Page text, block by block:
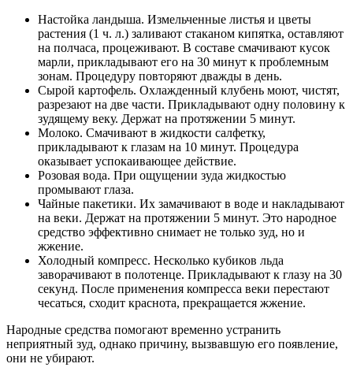
Настойка ландыша. Измельченные листья и цветы
растения (1 ч. л.) заливают стаканом кипятка, оставляют
на полчаса, процеживают. В составе смачивают кусок
марли, прикладывают его на 30 минут к проблемным
зонам. Процедуру повторяют дважды в день.
Сырой картофель. Охлажденный клубень моют, чистят,
разрезают на две части. Прикладывают одну половину к
зудящему веку. Держат на протяжении 5 минут.
Молоко. Смачивают в жидкости салфетку,
прикладывают к глазам на 10 минут. Процедура
оказывает успокаивающее действие.
Розовая вода. При ощущении зуда жидкостью
промывают глаза.
Чайные пакетики. Их замачивают в воде и накладывают
на веки. Держат на протяжении 5 минут. Это народное
средство эффективно снимает не только зуд, но и
жжение.
Холодный компресс. Несколько кубиков льда
заворачивают в полотенце. Прикладывают к глазу на 30
секунд. После применения компресса веки перестают
чесаться, сходит краснота, прекращается жжение.
Народные средства помогают временно устранить
неприятный зуд, однако причину, вызвавшую его появление,
они не убирают.